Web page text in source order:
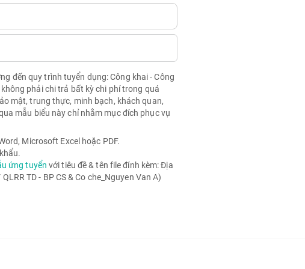
đến quy trình tuyển dụng: Công khai - Công
phải chi trả bất kỳ chi phí trong quá
mật, trung thực, minh bạch, khách quan,
mẫu biểu này chỉ nhằm mục đích phục vụ
Microsoft Excel hoặc PDF.
ứng tuyển với tiêu đề & tên file đính kèm: Địa
TD - BP CS & Co che_Nguyen Van A)